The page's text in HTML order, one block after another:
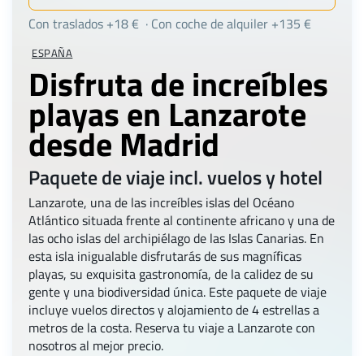
ESPAÑA
Disfruta de increíbles
playas en Lanzarote
desde Madrid
Paquete de viaje incl. vuelos y hotel
Lanzarote, una de las increíbles islas del Océano
Atlántico situada frente al continente africano y una de
las ocho islas del archipiélago de las Islas Canarias. En
esta isla inigualable disfrutarás de sus magníficas
playas, su exquisita gastronomía, de la calidez de su
gente y una biodiversidad única. Este paquete de viaje
incluye vuelos directos y alojamiento de 4 estrellas a
metros de la costa. Reserva tu viaje a Lanzarote con
nosotros al mejor precio.
Con traslados +18 € · Con coche de alquiler +135 €